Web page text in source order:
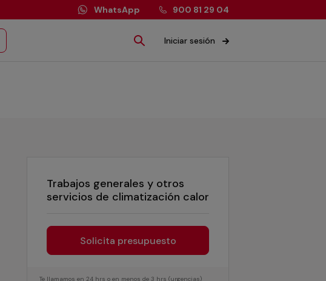
WhatsApp 900 81 29 04
Iniciar sesión
Trabajos generales y otros
servicios de climatización calor
Solicita presupuesto
Te llamamos en 24 hrs o en menos de 3 hrs (urgencias)